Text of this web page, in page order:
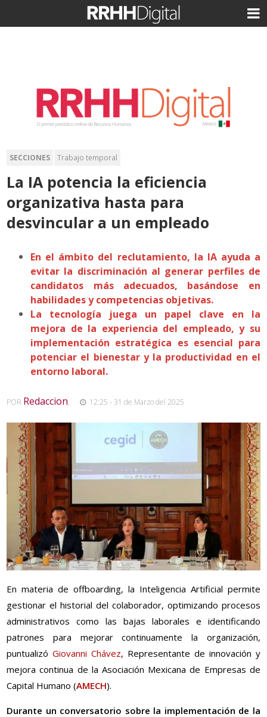
SECCIONES Trabajo temporal
La IA potencia la eficiencia
organizativa hasta para
desvincular a un empleado
En el ámbito del reclutamiento, la IA ayuda a
evitar la discriminación al generar perfiles de
candidatos más adecuados, basándose en
habilidades y competencias objetivas.
La tecnología juega un papel clave en la
mejora de la experiencia del empleado, y su
implementación estratégica es esencial para
potenciar el bienestar y la productividad en el
entorno laboral.
POR Redaccion, 12:25 - 31 de Marzo del 2025
En materia de offboarding, la Inteligencia Artificial permite
gestionar el historial del colaborador, optimizando procesos
administrativos como las bajas laborales e identificando
patrones para mejorar continuamente la organización,
puntualizóGiovanni Chávez, Representante de innovación y
mejora continua de la Asociación Mexicana de Empresas de
Capital Humano (AMECH).
Durante un conversatorio sobre la implementación de la